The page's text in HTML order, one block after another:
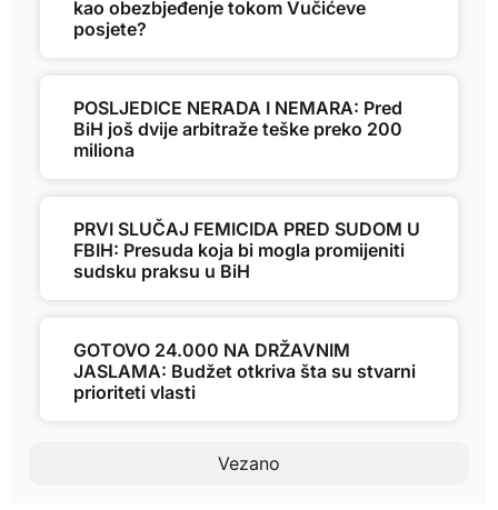
Vezano
kao obezbjeđenje tokom Vučićeve
posjete?
POSLJEDICE NERADA I NEMARA: Pred
BiH još dvije arbitraže teške preko 200
miliona
PRVI SLUČAJ FEMICIDA PRED SUDOM U
FBIH: Presuda koja bi mogla promijeniti
sudsku praksu u BiH
GOTOVO 24.000 NA DRŽAVNIM
JASLAMA: Budžet otkriva šta su stvarni
prioriteti vlasti